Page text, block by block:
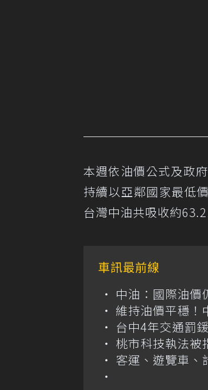
本週依油價公式及政
持續以亞鄰國家最低
台灣中油共吸收約
車訊最前線
中油：國際油價
維持油價平穩！
台中4年交通罰
桃市科技執法被
客運、遊覽車、